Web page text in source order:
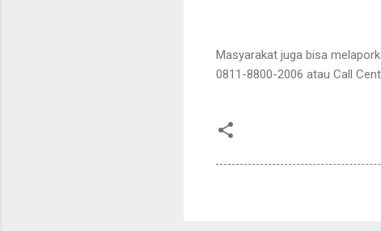
Masyarakat juga bisa
0811-8800-2006 atau Call